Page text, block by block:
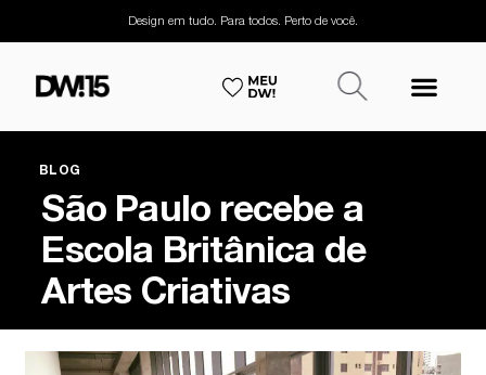
Design em tudo. Para todos. Perto de você.
BLOG
São Paulo recebe a
Escola Britânica de
Artes Criativas